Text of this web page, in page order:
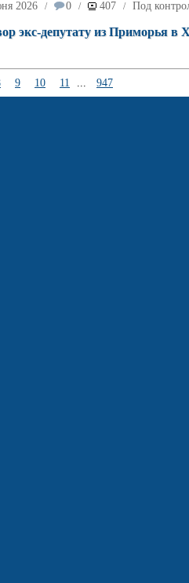
2026 / 0 / 407 / Под
экс-депутату из Приморья в
9 10 11 ... 947